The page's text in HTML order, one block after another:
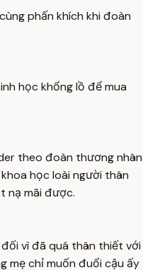
phấn khích khi đoàn
học khổng lồ để mua
theo đoàn thương nhân
học loài người thân
nạ mãi được.
vì đã quá thân thiết với
mẹ chỉ muốn đuổi cậu ấy